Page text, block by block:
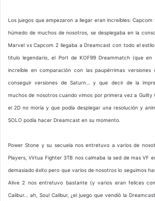
Los juegos que empezaron a llegar eran increíbles:
húmedo de muchos de nosotros, se desplegaba en la
Marvel vs Capcom 2 llegaba a Dreamcast con todo el
titulo legendario, el Port de KOF99 Dreammatch (que en
increíble en comparación con las paupérrimas versiones
conseguir versiones de Saturn… y que decir de la
muchos de nosotros cuando vimos por primera vez a Guilty
el 2D no moría y que podía desplegar una resolución y
SOLO podía hacer Dreamcast en su momento.
Power Stone y su secuela nos entretuvo a varios de
Players, Virtua Fighter 3TB nos calmaba la sed de mas VF
demasiado éxito pero que varios de nosotros lo seguimos
Alive 2 nos entretuvo bastante (y varios eran felices
Calibur… ah, Soul Calibur, ¿el juego que vendió la